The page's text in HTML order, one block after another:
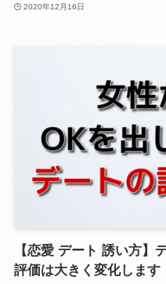
2020年12月16日
【恋愛 デート 誘い方】
評価は大きく変化します